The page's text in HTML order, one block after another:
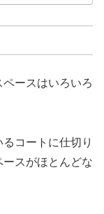
ースはいろいろ
コートに仕切り
スがほとんどな